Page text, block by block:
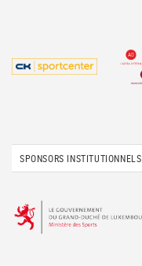
SPONSORS INSTITUTIONNELS